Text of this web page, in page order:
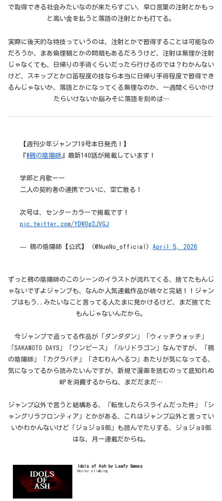
で取得できる社会みたいなのが来たらすごい、早口言葉の注射とかもっ
と高い金を払うと落語の注射とかも打てる。
実際に後天的な特技っていうのは、注射とかで習得することは可能なの
だろうか、まあ倫理観とかの問題もあるだろうけど、注射は無理か注射
じゃなくても、日帰りの手術くらいだったら行けるのでは？わかんない
けど、スキップとか口笛程度の技なら本当に日帰り手術程度で習得でき
るんじゃないか、落語とかになってくる無理なのか、一週間くらいかけ
たらいけないか脳みそに落語を刻めば…
【週刊少年ジャンプ19号本日発売！】
『#鵺の陰陽師』最新140話が掲載しています！
学郎と月歌ーー
二人の契約者の連携でついに、空亡散る！
次号は、センターカラーで掲載です！
pic.twitter.com/YDWOg2JVGJ
— 鵺の陰陽師【公式】 (@NueNo_official)April 5, 2026
ずっと鵺の陰陽師のこのシーンのイラストが流れてくる、捨てたもんじ
ゃないですよジャンプも、なんか人気連載作品が続々と完結！！ジャン
プはもう..みたいなこと言ってる人たまに見かけるけど、まだ捨てた
もんじゃないんだから。
今ジャンプで追ってる作品が「ダンダダン」「ウィッチウォッチ」
「SAKAMOTO DAYS」「ワンピース」「ルリドラゴン」なんですが、「鵺
の陰陽師」「カグラバチ」「さむわんへるつ」あたりが気になってる、
気になってるから読みたいんですが、新規で漫画を読むのって底知れぬ
MPを消費するからね、まだだまだ…
ジャンプ以外で言うと結構ある、「転生したらスライムだった件」「シ
ャングリラフロンティア」とかがある、これはジャンプ以外と言ってい
いかわかんないけど「ジョジョ9部」も読んでたりする、ジョジョ9部
はな、月一連載だからね。
Idols of Ash by Leafy Games
Horror climbing